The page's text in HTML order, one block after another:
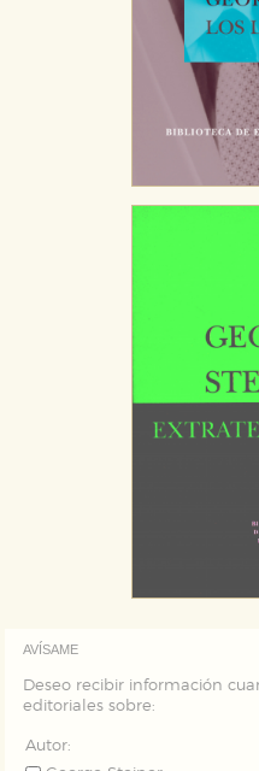
AVÍSAME
Deseo recibir información
editoriales sobre:
Autor: